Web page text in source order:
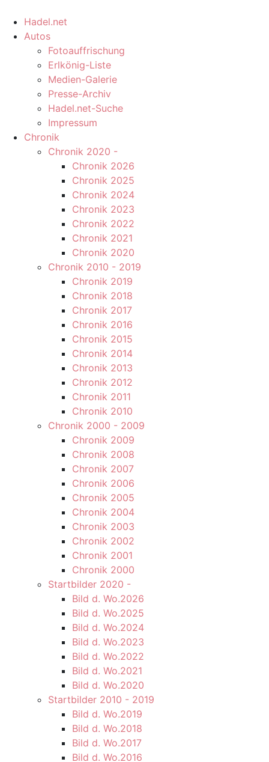
Hadel.net
Autos
Fotoauffrischung
Erlkönig-Liste
Medien-Galerie
Presse-Archiv
Hadel.net-Suche
Impressum
Chronik
Chronik 2020 -
Chronik 2026
Chronik 2025
Chronik 2024
Chronik 2023
Chronik 2022
Chronik 2021
Chronik 2020
Chronik 2010 - 2019
Chronik 2019
Chronik 2018
Chronik 2017
Chronik 2016
Chronik 2015
Chronik 2014
Chronik 2013
Chronik 2012
Chronik 2011
Chronik 2010
Chronik 2000 - 2009
Chronik 2009
Chronik 2008
Chronik 2007
Chronik 2006
Chronik 2005
Chronik 2004
Chronik 2003
Chronik 2002
Chronik 2001
Chronik 2000
Startbilder 2020 -
Bild d. Wo.2026
Bild d. Wo.2025
Bild d. Wo.2024
Bild d. Wo.2023
Bild d. Wo.2022
Bild d. Wo.2021
Bild d. Wo.2020
Startbilder 2010 - 2019
Bild d. Wo.2019
Bild d. Wo.2018
Bild d. Wo.2017
Bild d. Wo.2016